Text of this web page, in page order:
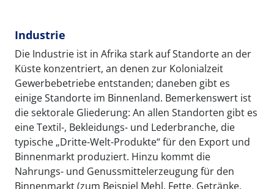
Industrie
Die Industrie ist in Afrika stark auf Standorte an der
Küste konzentriert, an denen zur Kolonialzeit
Gewerbebetriebe entstanden; daneben gibt es
einige Standorte im Binnenland. Bemerkenswert ist
die sektorale Gliederung: An allen Standorten gibt es
eine Textil-, Bekleidungs- und Lederbranche, die
typische „Dritte-Welt-Produkte“ für den Export und
Binnenmarkt produziert. Hinzu kommt die
Nahrungs- und Genussmittelerzeugung für den
Binnenmarkt (zum Beispiel Mehl, Fette, Getränke,